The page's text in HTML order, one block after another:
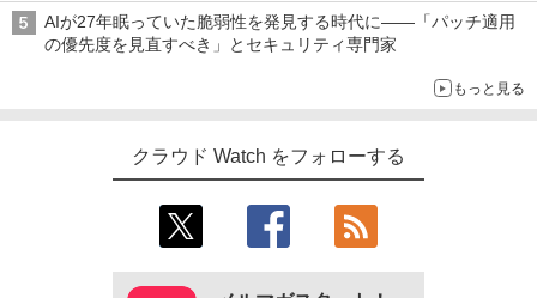
AIが27年眠っていた脆弱性を発見する時代に――「パッチ適用
の優先度を見直すべき」とセキュリティ専門家
もっと見る
クラウド Watch をフォローする